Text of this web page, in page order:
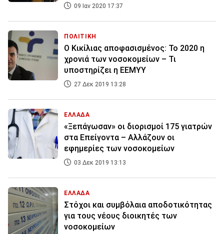
09 Ιαν 2020 17:37
ΠΟΛΙΤΙΚΗ
Ο Κικίλιας αποφασισμένος: Το 2020 η
χρονιά των νοσοκομείων – Τι
υποστηρίζει η ΕΕΜΥΥ
27 Δεκ 2019 13:28
ΕΛΛΑΔΑ
«Ξεπάγωσαν» οι διορισμοί 175 γιατρών
στα Επείγοντα – Αλλάζουν οι
εφημερίες των νοσοκομείων
03 Δεκ 2019 13:13
ΕΛΛΑΔΑ
Στόχοι και συμβόλαια αποδοτικότητας
για τους νέους διοικητές των
νοσοκομείων